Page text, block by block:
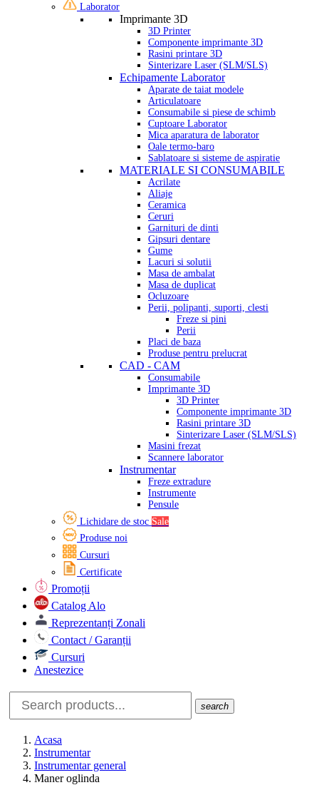
Laborator
Imprimante 3D
3D Printer
Componente imprimante 3D
Rasini printare 3D
Sinterizare Laser (SLM/SLS)
Echipamente Laborator
Aparate de taiat modele
Articulatoare
Consumabile si piese de schimb
Cuptoare Laborator
Mica aparatura de laborator
Oale termo-baro
Sablatoare si sisteme de aspiratie
MATERIALE SI CONSUMABILE
Acrilate
Aliaje
Ceramica
Ceruri
Garnituri de dinti
Gipsuri dentare
Gume
Lacuri si solutii
Masa de ambalat
Masa de duplicat
Ocluzoare
Perii, polipanti, suporti, clesti
Freze si pini
Perii
Placi de baza
Produse pentru prelucrat
CAD - CAM
Consumabile
Imprimante 3D
3D Printer
Componente imprimante 3D
Rasini printare 3D
Sinterizare Laser (SLM/SLS)
Masini frezat
Scannere laborator
Instrumentar
Freze extradure
Instrumente
Pensule
Lichidare de stoc Sale
Produse noi
Cursuri
Certificate
Promoții
Catalog Alo
Reprezentanți Zonali
Contact / Garanții
Cursuri
Anestezice
search
Acasa
Instrumentar
Instrumentar general
Maner oglinda